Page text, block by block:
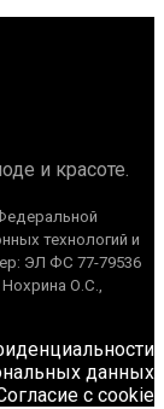
и красоте.
технологий и
ЭЛ ФС 77-79536
Нохрина О.С.,
данных
с cookie